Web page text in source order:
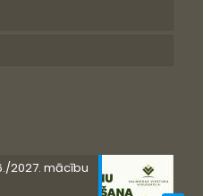
2027. mācību